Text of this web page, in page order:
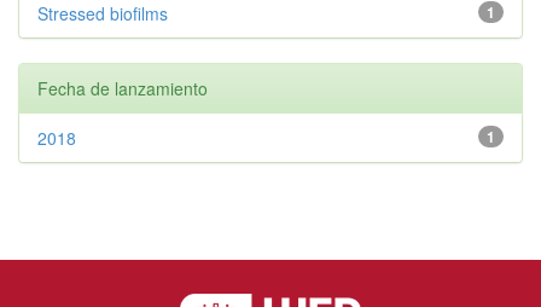
1
Stressed biofilms
Fecha de lanzamiento
1
2018